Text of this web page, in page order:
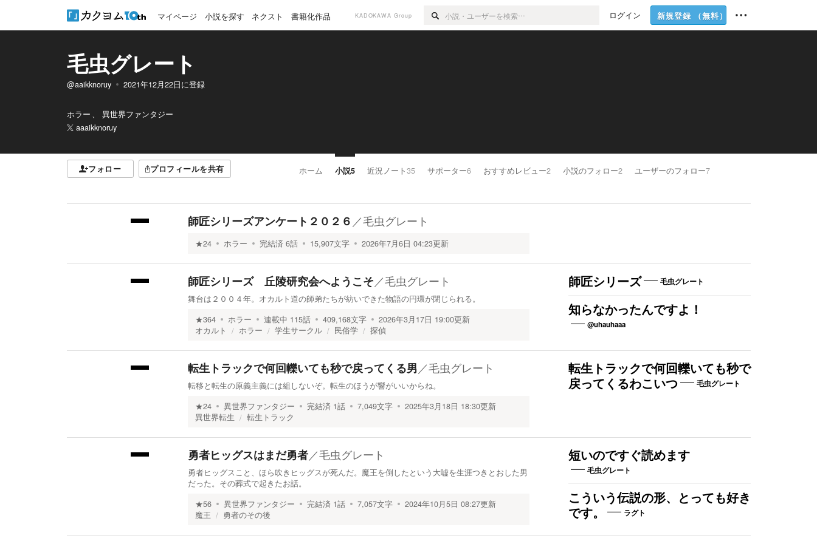
マイページ 小説を探す ネクスト 書籍化作品 KADOKAWA Group ログイン 新規登録 （無料）
毛虫グレート
@aaikknoruy 2021年12月22日に登録
ホラー
異世界ファンタジー
aaaikknoruy
フォロー プロフィールを共有 ホーム 小説5 近況ノート35 サポーター6 おすすめレビュー2 小説のフォロー2 ユーザーのフォロー7
師匠シリーズアンケート２０２６ ／毛虫グレート
★24 ホラー 完結済 6話 15,907文字 2026年7月6日 04:23更新
師匠シリーズ 丘陵研究会へようこそ／毛虫グレート
舞台は２００４年。オカルト道の師弟たちが紡いできた物語の円環が閉じられる。
★364 ホラー 連載中 115話 409,168文字 2026年3月17日 19:00更新
オカルト
ホラー 学生サークル 民俗学 探偵
師匠シリーズ 毛虫グレート
知らなかったんですよ！
@uhauhaaa
転生トラックで何回轢いても秒で戻ってくる男／毛虫グレート
転移と転生の原義主義には組しないぞ。転生のほうが響がいいからね。
★24 異世界ファンタジー 完結済 1話 7,049文字 2025年3月18日 18:30更新
異世界転生
転生トラック
転生トラックで何回轢いても秒で
戻ってくるわこいつ
毛虫グレート
勇者ヒッグスはまだ勇者／毛虫グレート
勇者ヒッグスこと、ほら吹きヒッグスが死んだ。魔王を倒したという大嘘を生涯つきとおした男
だった。その葬式で起きたお話。
★56 異世界ファンタジー 完結済 1話 7,057文字 2024年10月5日 08:27更新
魔王
勇者のその後
短いのですぐ読めます
毛虫グレート
こういう伝説の形、とっても好き
です。
ラグト